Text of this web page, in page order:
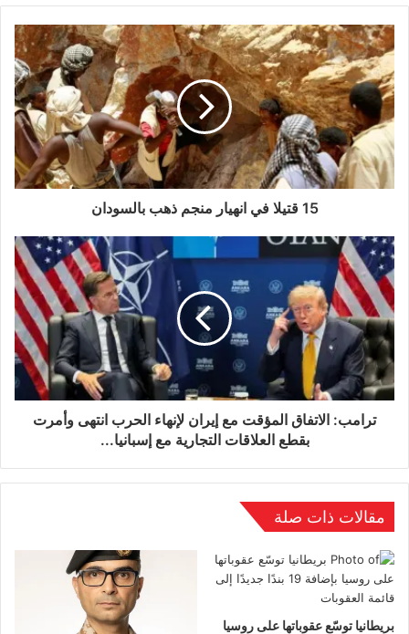
1999، كلّف أحد أول الكابلات الضوئية الكبرى بين
أوروبا وآسيا، المعروف باسم “SEA-ME-WE 3″، نحو
1.3 مليار دولار وضم 92 شريكًا في الاتحاد. وكان
التمويل والتخطيط بين هذا العدد الكبير من الشركات
يزيد التكاليف ويؤخر التنفيذ. وبمجرد تمويله، كان عدد
الشركاء يدفع المسار للاقتراب من القارة الآسيوية
حيث تتركز غالبية العملاء.
غير أن طفرة الذكاء الاصطناعي أربكت اقتصاديات
صناعة الكابلات البحرية وغيرت جغرافيتها. وخلال
العقد الماضي، بدأ عمالقة الإنترنت بتمويل وبناء
الكابلات منفردين، مما أدى إلى تبسيط عملية التمويل
والتخطيط، وقلّص المدة الزمنية اللازمة لإنجاز
مشاريع الكابلات الجديدة. واستثمرت غوغل في أول
وتبني شركات مثل ميتا وغوغل ومايكروسوفت
الكابلات بوتيرة متزايدة، لا لربط مراكز السكان، بل
لربط مراكز بياناتها.
15 قتيلا في انهيار منجم ذهب بالسودان
ترامب: الاتفاق المؤقت مع إيران لإنهاء الحرب انتهى وأمرت
بقطع العلاقات التجارية مع إسبانيا...
مقالات ذات صلة
بريطانيا توسّع عقوباتها على روسيا